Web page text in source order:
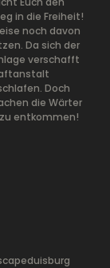
in die Freiheit!
noch davon
Da sich der
verschafft
Doch
die Wärter
entkommen!